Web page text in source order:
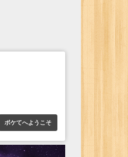
ボケてへようこそ